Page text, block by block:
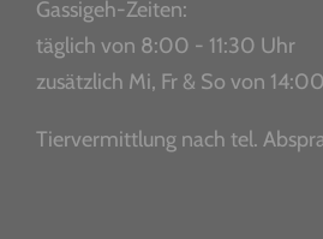
Gassigeh-Zeiten:
täglich von 8:00 - 11:30 Uhr
zusätzlich Mi, Fr & So von
Tiervermittlung nach tel.